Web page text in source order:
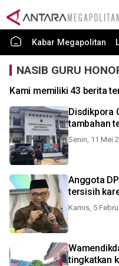
Kabar Megapolitan
NASIB GURU
Kami memiliki 43 berita
Disdikpora
tambahan
Senin, 11 Mei
Anggota
tersisih
Kamis, 5
tingkatkan